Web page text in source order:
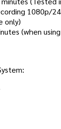
1080p/
only)
(when